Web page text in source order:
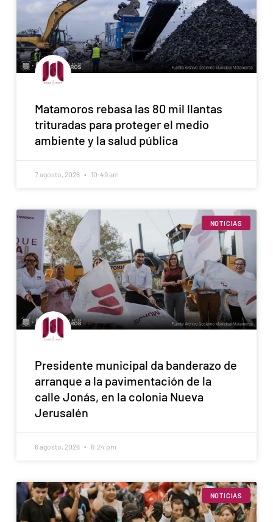
Matamoros rebasa las 80 mil llantas
trituradas para proteger el medio
ambiente y la salud pública
7 agosto, 2026 10:49 am
NOTICIAS
Presidente municipal da banderazo de
arranque a la pavimentación de la
calle Jonás, en la colonia Nueva
Jerusalén
6 agosto, 2026 6:24 pm
NOTICIAS